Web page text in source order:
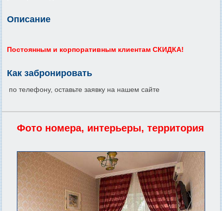
Описание
Постоянным и корпоративным клиентам СКИДКА!
Как забронировать
по телефону, оставьте заявку на нашем сайте
Фото номера, интерьеры, территория